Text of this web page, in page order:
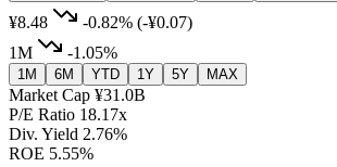
¥8.48 -0.82% (-¥0.07)
1M
-1.05%
1M 6M YTD 1Y 5Y MAX
Market Cap ¥31.0B
P/E Ratio 18.17x
Div. Yield 2.76%
ROE 5.55%